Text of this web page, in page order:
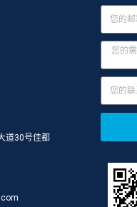
道30号佳都